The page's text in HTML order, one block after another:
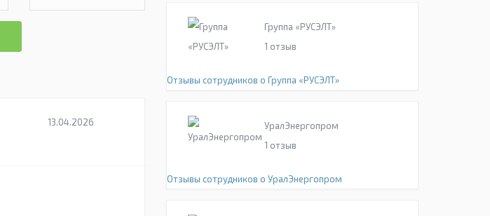
13.04.2026
Группа «РУСЭЛТ»
1 отзыв
Отзывы сотрудников о Группа «РУСЭЛТ»
УралЭнергопром
1 отзыв
Отзывы сотрудников о УралЭнергопром